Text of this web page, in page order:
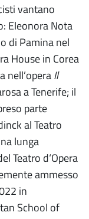
vantano
Eleonora Nota
di Pamina nel
House in Corea
nell’operaIl
a Tenerife; il
parte
al Teatro
lunga
Teatro d‘Opera
ammesso
in
School of